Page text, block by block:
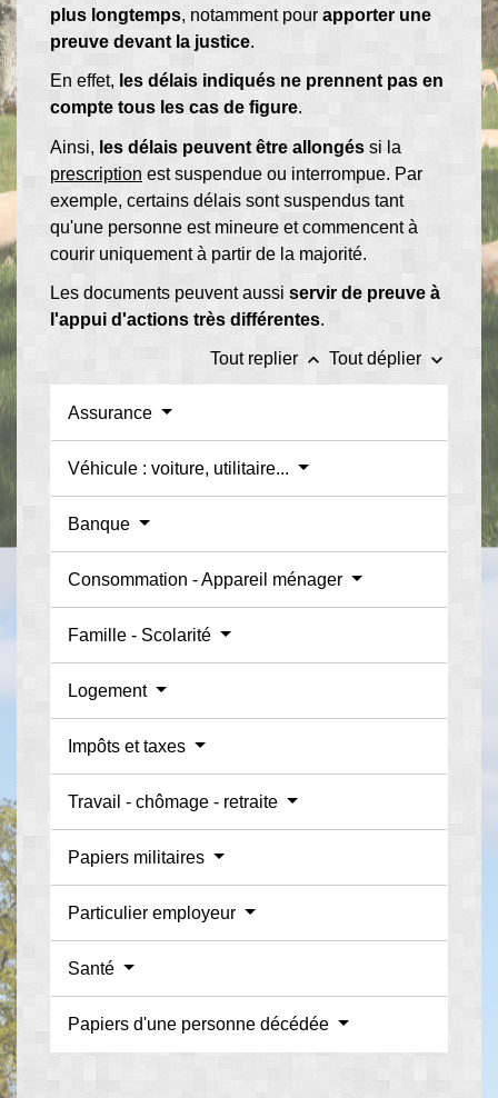
plus longtemps, notamment pour apporter une
preuve devant la justice.
En effet, les délais indiqués ne prennent pas en
compte tous les cas de figure.
Ainsi, les délais peuvent être allongés si la
prescription est suspendue ou interrompue. Par
exemple, certains délais sont suspendus tant
qu'une personne est mineure et commencent à
courir uniquement à partir de la majorité.
Les documents peuvent aussi servir de preuve à
l'appui d'actions très différentes.
Tout replier keyboard_arrow_up Tout déplier keyboard_arrow_down
Assurance
Véhicule : voiture, utilitaire...
Banque
Consommation - Appareil ménager
Famille - Scolarité
Logement
Impôts et taxes
Travail - chômage - retraite
Papiers militaires
Particulier employeur
Santé
Papiers d'une personne décédée